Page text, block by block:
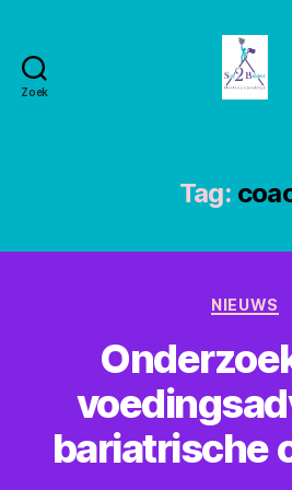
Zoek
Tag:
NIEUWS
bariatrische